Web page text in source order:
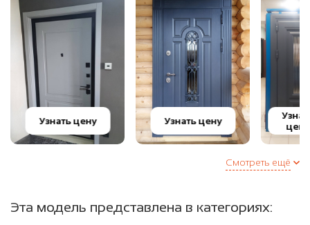
Узнать цену Узнать цену
цену
Смотреть ещё
Эта модель представлена в категориях: